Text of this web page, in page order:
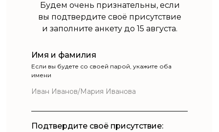
Будем очень признательны, если
вы подтвердите своё присутствие
и заполните анкету до 15 августа.
Имя и фамилия
Если вы будете со своей парой, укажите оба
имени
Подтвердите своё присутствие: